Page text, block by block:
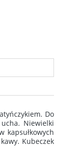
płatności
Do
Niewielki
kapsułkowych
Kubeczek